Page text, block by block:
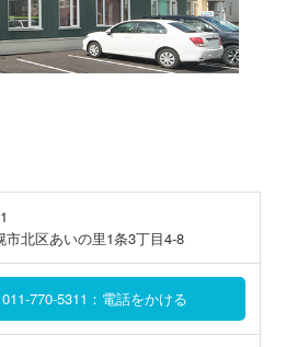
市北区あいの里1条3丁目4-8
011-770-5311：電話をかける